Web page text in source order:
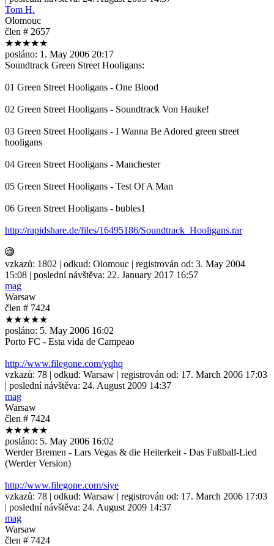
Tom H.
Olomouc
člen # 2657
★★★★★
posláno: 1. May 2006 20:17
Soundtrack Green Street Hooligans:
01 Green Street Hooligans - One Blood
02 Green Street Hooligans - Soundtrack Von Hauke!
03 Green Street Hooligans - I Wanna Be Adored green street
hooligans
04 Green Street Hooligans - Manchester
05 Green Street Hooligans - Test Of A Man
06 Green Street Hooligans - bubles1
http://rapidshare.de/files/16495186/Soundtrack_Hooligans.rar
vzkazů: 1802 | odkud: Olomouc | registrován od: 3. May 2004
15:08 | poslední návštěva: 22. January 2017 16:57
mag
Warsaw
člen # 7424
★★★★★
posláno: 5. May 2006 16:02
Porto FC - Esta vida de Campeao
http://www.filegone.com/yqhq
vzkazů: 78 | odkud: Warsaw | registrován od: 17. March 2006 17:03
| poslední návštěva: 24. August 2009 14:37
mag
Warsaw
člen # 7424
★★★★★
posláno: 5. May 2006 16:02
Werder Bremen - Lars Vegas & die Heiterkeit - Das Fußball-Lied
(Werder Version)
http://www.filegone.com/siye
vzkazů: 78 | odkud: Warsaw | registrován od: 17. March 2006 17:03
| poslední návštěva: 24. August 2009 14:37
mag
Warsaw
člen # 7424